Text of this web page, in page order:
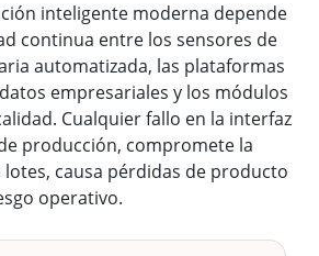
inteligente moderna depende
continua entre los sensores de
automatizada, las plataformas
empresariales y los módulos
Cualquier fallo en la interfaz
producción, compromete la
causa pérdidas de producto
operativo.